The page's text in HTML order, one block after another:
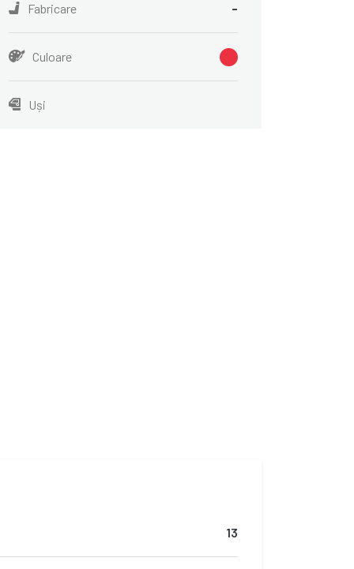
Fabricare -
Culoare
Uși
13